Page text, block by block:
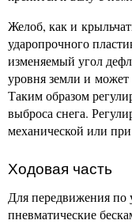
Желоб, как и
ударопрочного
изменяемый угол
уровня земли и может
Таким образом
выброса снега.
механической или
Ходовая часть
Для передвижения по
пневматические